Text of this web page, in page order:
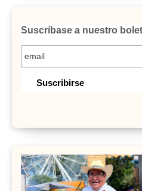
Suscríbase a nuestro